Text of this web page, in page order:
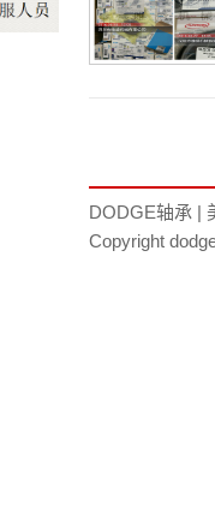
DODGE轴承 |
Copyright